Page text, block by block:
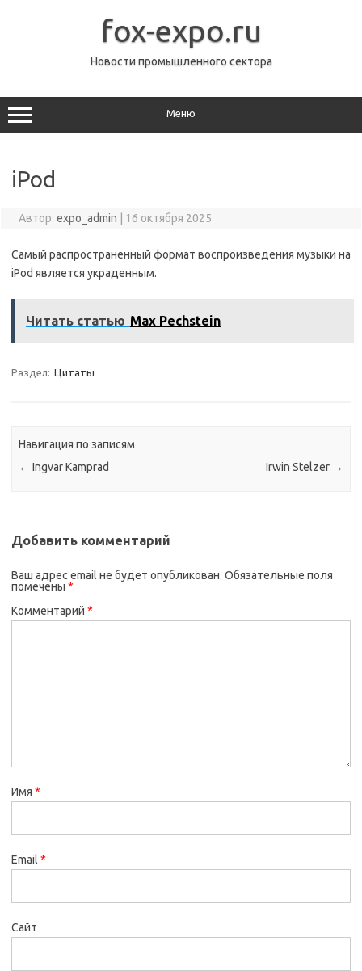
fox-expo.ru
Новости промышленного сектора
Меню
iPod
Автор: expo_admin 16 октября 2025
Самый распространенный формат воспроизведения музыки на
iPod является украденным.
Читать статью Max Pechstein
Раздел: Цитаты
Навигация по записям
← Ingvar Kamprad Irwin Stelzer →
Добавить комментарий
Ваш адрес email не будет опубликован. Обязательные поля
помечены *
Комментарий *
Имя *
Email *
Сайт